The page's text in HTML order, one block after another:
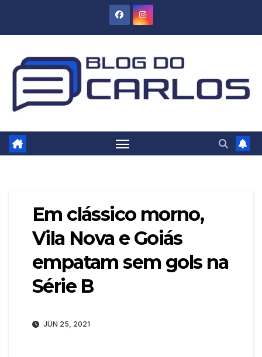
Em clássico morno,
Vila Nova e Goiás
empatam sem gols na
Série B
JUN 25, 2021